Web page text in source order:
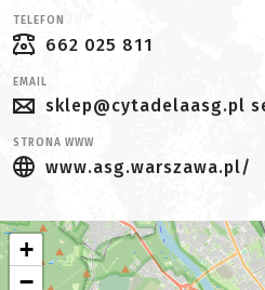
TELEFON
662 025 811
EMAIL
sklep@cytadelaasg.pl
STRONA WWW
www.asg.warszawa.pl/
+
−